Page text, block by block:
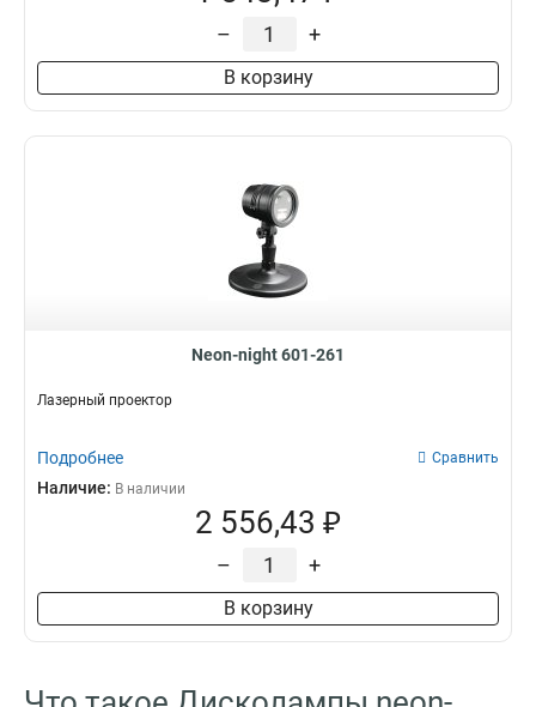
– +
В корзину
Neon-night 601-261
Лазерный проектор
Подробнее Сравнить
Наличие: В наличии
2 556,43 ₽
– +
В корзину